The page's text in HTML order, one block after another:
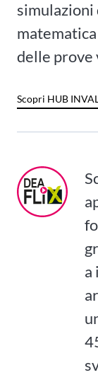
simulazioni
delle prove
Scopri HUB
a